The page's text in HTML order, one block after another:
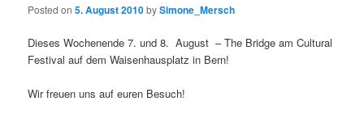
Posted on5. August 2010bySimone_Mersch
Dieses Wochenende 7. und 8. August – The Bridge am Cultural
Festival auf dem Waisenhausplatz in Bern!
Wir freuen uns auf euren Besuch!